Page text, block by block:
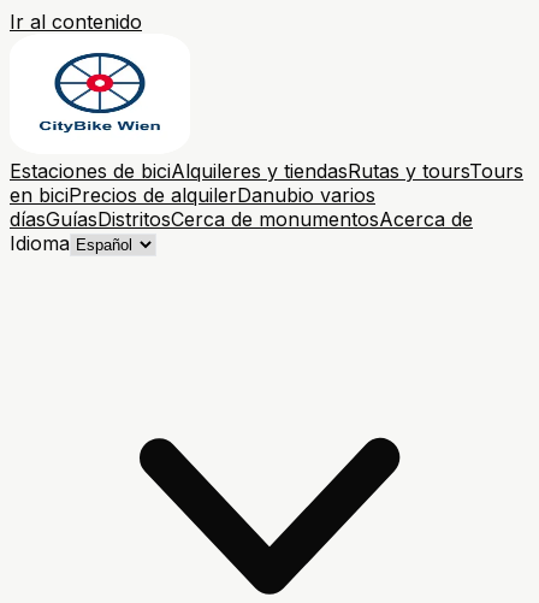
Ir al contenido
Estaciones de biciAlquileres y tiendasRutas y toursTours
en biciPrecios de alquilerDanubio varios
díasGuíasDistritosCerca de monumentosAcerca de
Idioma